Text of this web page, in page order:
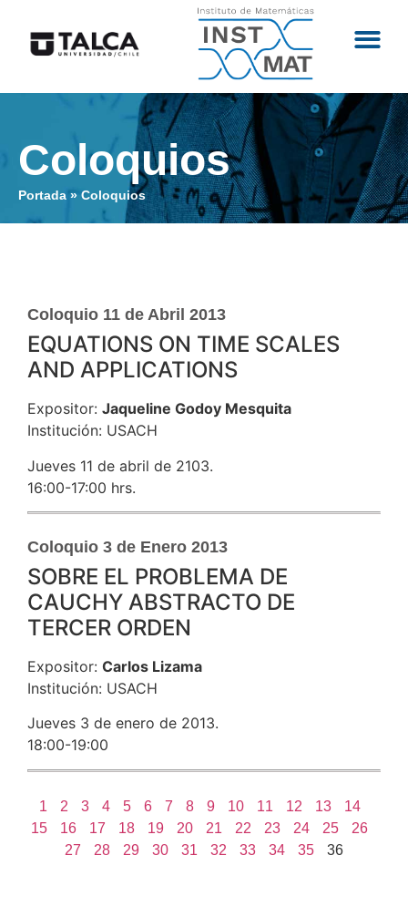
Coloquios
Portada » Coloquios
Coloquio 11 de Abril 2013
EQUATIONS ON TIME SCALES
AND APPLICATIONS
Expositor: Jaqueline Godoy Mesquita
Institución: USACH
Jueves 11 de abril de 2103.
16:00-17:00 hrs.
Coloquio 3 de Enero 2013
SOBRE EL PROBLEMA DE
CAUCHY ABSTRACTO DE
TERCER ORDEN
Expositor: Carlos Lizama
Institución: USACH
Jueves 3 de enero de 2013.
18:00-19:00
1 2 3 4 5 6 7 8 9 10 11 12 13
14
15
16 17 18 19 20 21 22 23 24 25
26
27
28 29 30 31 32 33 34 35 36